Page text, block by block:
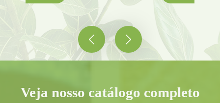
Veja nosso catálogo completo